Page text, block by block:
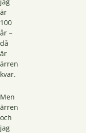
är
100
år –
då
är
ärren
kvar.
Men
ärren
och
jag